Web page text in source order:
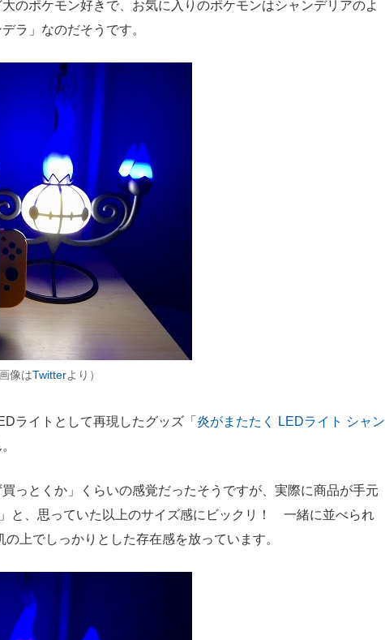
のポケモン好きで、お気に入りのポケモンはシャンデリアのよ
ラ」なのだそうです。
像はTwitterより）
ライトとして再現したグッズ「 炎がまたたく LEDライト シャン
っとくか」くらいの感覚だったそうですが、実際に商品が手元
と、思っていた以上のサイズ感にビックリ！ 一緒に並べられ
上でしっかりとした存在感を放っています。